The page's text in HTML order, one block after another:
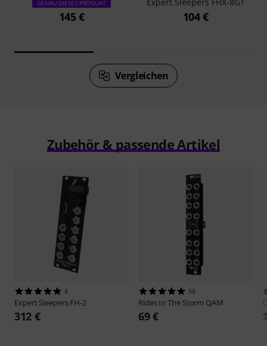
GENAU DIESES PRODUKT
145 € 104 €
Vergleichen
Zubehör & passende Artikel
8
Expert SleepersFH-2
312 €
58
Rides In The Storm QAM
69 €